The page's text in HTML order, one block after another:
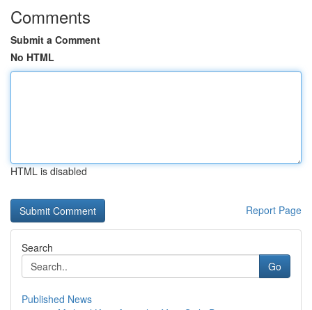
Comments
Submit a Comment
No HTML
HTML is disabled
Report Page
Search
Go
Published News